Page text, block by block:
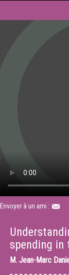
Envoyer à un ami :
spending in
M. Jean-Marc